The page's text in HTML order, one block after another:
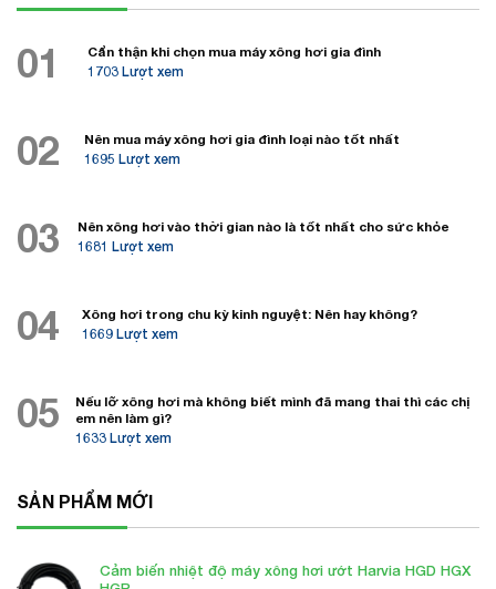
01
Cẩn thận khi chọn mua máy xông hơi gia đình
1703 Lượt xem
02
Nên mua máy xông hơi gia đình loại nào tốt nhất
1695 Lượt xem
03
Nên xông hơi vào thời gian nào là tốt nhất cho sức khỏe
1681 Lượt xem
04
Xông hơi trong chu kỳ kinh nguyệt: Nên hay không?
1669 Lượt xem
05
Nếu lỡ xông hơi mà không biết mình đã mang thai thì các chị
em nên làm gì?
1633 Lượt xem
SẢN PHẨM MỚI
Cảm biến nhiệt độ máy xông hơi ướt Harvia HGD HGX